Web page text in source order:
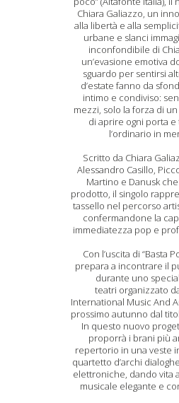
Chiara Galiazzo, un
alla libertà e alla
urbane e slanci
inconfondibile di
un’evasione emotiva
sguardo per sentirsi
d’estate fanno da
intimo e condiviso:
mezzi, solo la forza di
di aprire ogni porta
l’ordinario in
Scritto da Chiara
Alessandro Casillo,
Martino e Danusk
prodotto, il singolo
tassello nel percorso
confermandone la
immediatezza pop e
Con l’uscita di “Basta
prepara a incontrare il
durante uno
teatri organizzato
International Music And
prossimo autunno dal
In questo nuovo
proporrà i brani più
repertorio in una veste
quartetto d’archi
elettroniche, dando vita
musicale elegante e